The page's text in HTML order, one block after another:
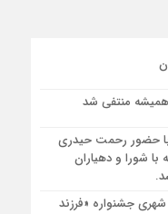
شهید ایران – مشهد
– مشهد
همیشه منتفی شد
حضور رحمت حیدری
با شورا و دهیاران
جشنواره «فرزند